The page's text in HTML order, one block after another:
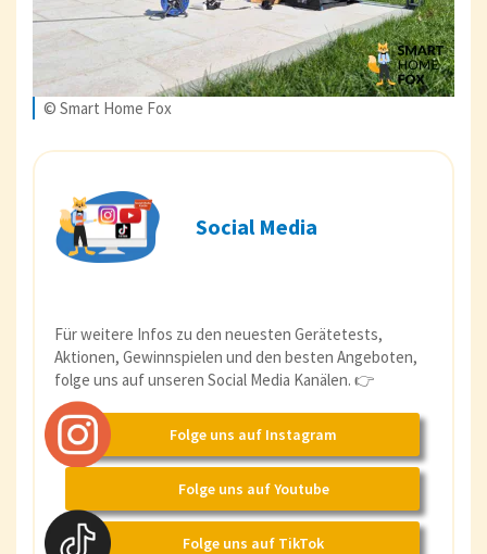
© Smart Home Fox
Social Media
Für weitere Infos zu den neuesten Gerätetests,
Aktionen, Gewinnspielen und den besten Angeboten,
folge uns auf unseren Social Media Kanälen. 👉
Folge uns auf Instagram
Folge uns auf Youtube
Folge uns auf TikTok